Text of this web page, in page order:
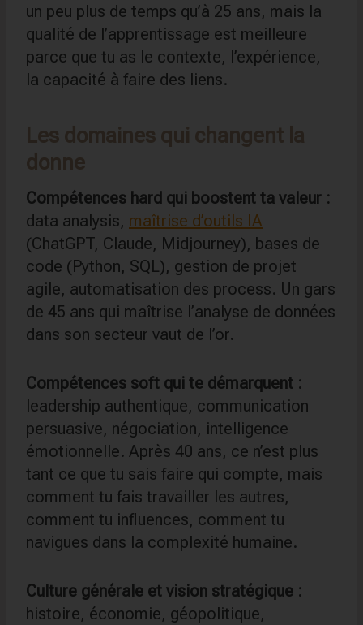
un peu plus de temps qu’à 25 ans, mais la
qualité de l’apprentissage est meilleure
parce que tu as le contexte, l’expérience,
la capacité à faire des liens.
Les domaines qui changent la
donne
Compétences hard qui boostent ta valeur :
data analysis, maîtrise d’outils IA
(ChatGPT, Claude, Midjourney), bases de
code (Python, SQL), gestion de projet
agile, automatisation des process. Un gars
de 45 ans qui maîtrise l’analyse de données
dans son secteur vaut de l’or.
Compétences soft qui te démarquent :
leadership authentique, communication
persuasive, négociation, intelligence
émotionnelle. Après 40 ans, ce n’est plus
tant ce que tu sais faire qui compte, mais
comment tu fais travailler les autres,
comment tu influences, comment tu
navigues dans la complexité humaine.
Culture générale et vision stratégique :
histoire, économie, géopolitique,